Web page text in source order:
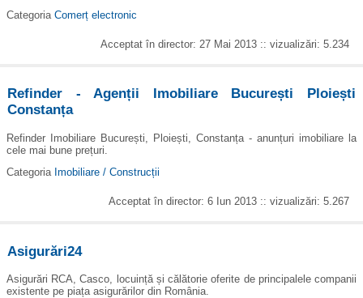
Categoria Comerț electronic
Acceptat în director: 27 Mai 2013 :: vizualizări: 5.234
Refinder - Agenții Imobiliare București Ploiești
Constanța
Refinder Imobiliare București, Ploiești, Constanța - anunțuri imobiliare la
cele mai bune prețuri.
Categoria Imobiliare / Construcții
Acceptat în director: 6 Iun 2013 :: vizualizări: 5.267
Asigurări24
Asigurări RCA, Casco, locuință și călătorie oferite de principalele companii
existente pe piața asigurărilor din România.